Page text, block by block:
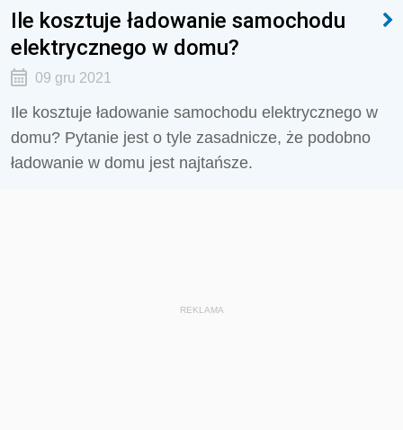
Ile kosztuje ładowanie samochodu
elektrycznego w domu?
09 gru 2021
Ile kosztuje ładowanie samochodu elektrycznego w
domu? Pytanie jest o tyle zasadnicze, że podobno
ładowanie w domu jest najtańsze.
REKLAMA